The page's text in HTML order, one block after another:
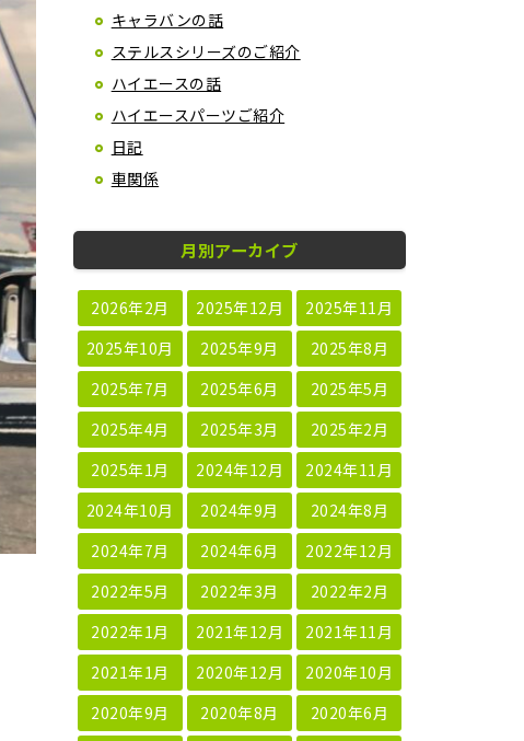
キャラバンの話
ステルスシリーズのご紹介
ハイエースの話
ハイエースパーツご紹介
日記
車関係
月別アーカイブ
2026年2月 2025年12月
2025年11月
2025年10月
2025年9月
2025年8月
2025年7月
2025年6月
2025年5月
2025年4月
2025年3月
2025年2月
2025年1月
2024年12月
2024年11月
2024年10月
2024年9月
2024年8月
2024年7月
2024年6月
2022年12月
2022年5月
2022年3月
2022年2月
2022年1月
2021年12月
2021年11月
2021年1月
2020年12月
2020年10月
2020年9月
2020年8月
2020年6月